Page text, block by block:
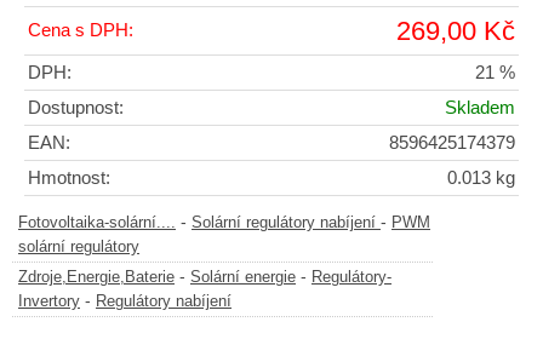
Cena s DPH: 269,00 Kč
DPH:
21 %
Dostupnost:
Skladem
EAN:
8596425174379
Hmotnost:
0.013 kg
Fotovoltaika-solární.... - Solární regulátory nabíjení - PWM
solární regulátory
Zdroje,Energie,Baterie - Solární energie - Regulátory-
Invertory - Regulátory nabíjení